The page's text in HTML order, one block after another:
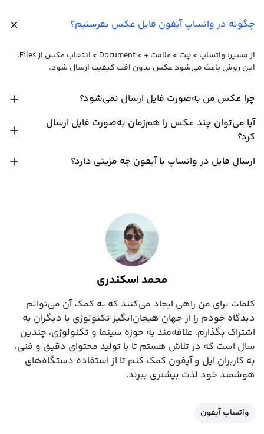
چگونه در واتساپ آیفون فایل عکس بفرستیم؟
از مسیر: واتساپ > چت > علامت + > Document > انتخاب عکس از Files.
این روش باعث می‌شود عکس بدون افت کیفیت ارسال شود.
چرا عکس من به‌صورت فایل ارسال نمی‌شود؟
آیا می‌توان چند عکس را هم‌زمان به‌صورت فایل ارسال
کرد؟
ارسال فایل در واتساپ با آیفون چه مزیتی دارد؟
محمد اسکندری
کلمات برای من راهی ایجاد می‌کنند که به کمک آن می‌توانم
دیدگاه خودم را از جهان هیجان‌انگیز تکنولوژی با دیگران به
اشتراک بگذارم. علاقه‌مند به حوزه سینما و تکنولوژی، چندین
سال است که در تلاش هستم تا با تولید محتوای دقیق و فنی،
به کاربران اپل و آیفون کمک کنم تا از استفاده دستگاه‌های
هوشمند خود لذت بیشتری ببرند.
واتساپ آیفون